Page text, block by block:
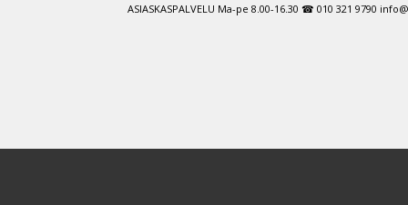
ASIASKASPALVELU Ma-pe 8.00-16.30 ☎ 010 321 9790